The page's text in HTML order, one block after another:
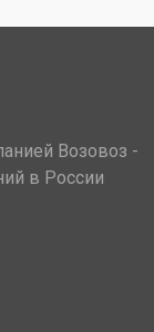
Возовоз -
в России